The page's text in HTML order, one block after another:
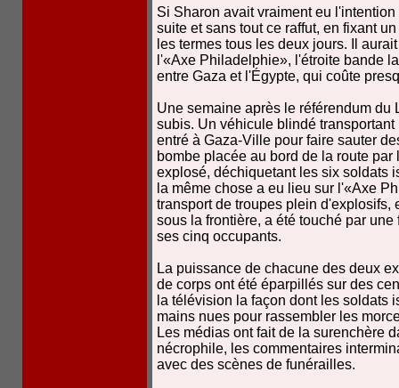
Si Sharon avait vraiment eu
suite et sans tout ce raffut, en fixant
les termes tous les deux jours. Il
l'«Axe Philadelphie», l'étroite bande
entre Gaza et l'Égypte, qui coûte
Une semaine après le référendum du
subis. Un véhicule blindé
entré à Gaza-Ville pour faire sauter
bombe placée au bord de la route
explosé, déchiquetant les six soldats
la même chose a eu lieu sur l'«Axe
transport de troupes plein d'explosifs,
sous la frontière, a été touché par
ses cinq occupants.
La puissance de chacune des deux
de corps ont été éparpillés sur des
la télévision la façon dont les soldats
mains nues pour rassembler les
Les médias ont fait de la surenchère
nécrophile, les commentaires
avec des scènes de funérailles.